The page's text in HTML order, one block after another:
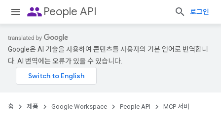
peoplePeople API 로그인
Google은 AI 기술을 사용하여 콘텐츠를 사용자의 기본 언어로 번역합니
다. AI 번역에는 오류가 있을 수 있습니다.
홈 제품 Google Workspace People API MCP 서버